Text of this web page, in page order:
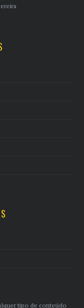
tipo de conteúdo